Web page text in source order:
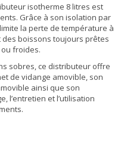
isotherme 8 litres est
Grâce à son isolation par
la perte de température à
des boissons toujours prêtes
froides.
sobres, ce distributeur offre
de vidange amovible, son
ainsi que son
l’entretien et l’utilisation